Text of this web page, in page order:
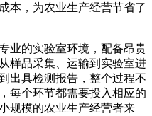
本，为农业生产经营节省了
的实验室环境，配备昂贵
样品采集、运输到实验室进
出具检测报告，整个过程不
每个环节都需要投入相应的
规模的农业生产经营者来